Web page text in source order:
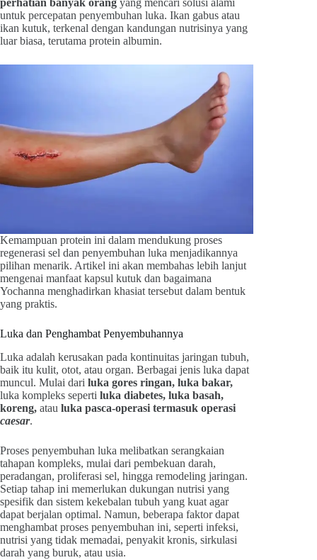
perhatian banyak orang yang mencari solusi alami
untuk percepatan penyembuhan luka. Ikan gabus atau
ikan kutuk, terkenal dengan kandungan nutrisinya yang
luar biasa, terutama protein albumin.
Kemampuan protein ini dalam mendukung proses
regenerasi sel dan penyembuhan luka menjadikannya
pilihan menarik. Artikel ini akan membahas lebih lanjut
mengenai manfaat kapsul kutuk dan bagaimana
Yochanna menghadirkan khasiat tersebut dalam bentuk
yang praktis.
Luka dan Penghambat Penyembuhannya
Luka adalah kerusakan pada kontinuitas jaringan tubuh,
baik itu kulit, otot, atau organ. Berbagai jenis luka dapat
muncul. Mulai dari luka gores ringan, luka bakar,
luka kompleks seperti luka diabetes, luka basah,
koreng, atau luka pasca-operasi termasuk operasi
caesar.
Proses penyembuhan luka melibatkan serangkaian
tahapan kompleks, mulai dari pembekuan darah,
peradangan, proliferasi sel, hingga remodeling jaringan.
Setiap tahap ini memerlukan dukungan nutrisi yang
spesifik dan sistem kekebalan tubuh yang kuat agar
dapat berjalan optimal. Namun, beberapa faktor dapat
menghambat proses penyembuhan ini, seperti infeksi,
nutrisi yang tidak memadai, penyakit kronis, sirkulasi
darah yang buruk, atau usia.